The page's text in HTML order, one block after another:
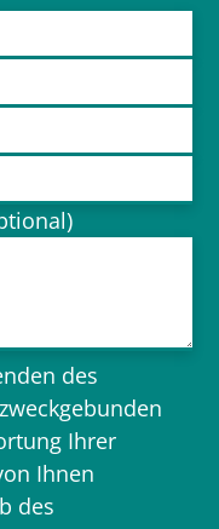
des
Ihrer
Ihnen
des